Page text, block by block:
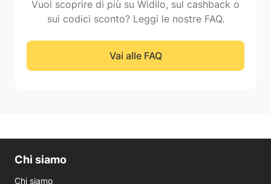
Vuoi scoprire di più su Widilo, sul cashback o
sui codici sconto? Leggi le nostre FAQ.
Vai alle FAQ
Chi siamo
Chi siamo